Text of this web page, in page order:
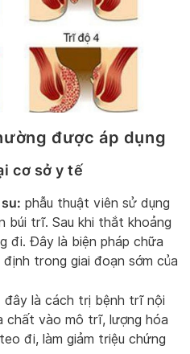
được áp dụng
cơ sở y tế
phẫu thuật viên sử dụng
búi trĩ. Sau khi thắt khoảng
đi. Đây là biện pháp chữa
trong giai đoạn sớm của
đây là cách trị bệnh trĩ nội
chất vào mô trĩ, lượng hóa
đi, làm giảm triệu chứng